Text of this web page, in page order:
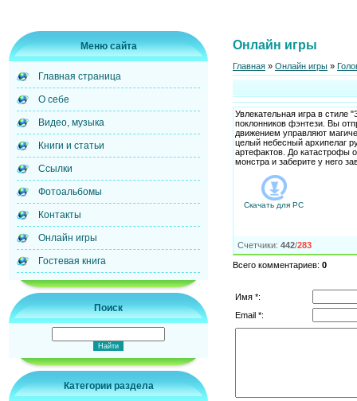
Меню сайта
Главная страница
О себе
Видео, музыка
Книги и статьи
Ссылки
Фотоальбомы
Контакты
Онлайн игры
Гостевая книга
Поиск
Категории раздела
Онлайн игры
Главная » Онлайн игры »
Увлекательная игра в стиле
поклонников фэнтези. Вы
движением управляют
целый небесный архипелаг
артефактов. До катастрофы
монстра и заберите у него
Скачать для PC
Счетчики: 442/283
Всего комментариев: 0
Имя *:
Email *: